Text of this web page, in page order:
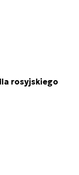
rosyjskiego